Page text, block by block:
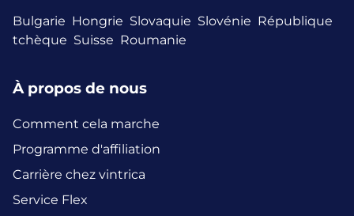
Bulgarie Hongrie Slovaquie Slovénie République
tchèque Suisse Roumanie
À propos de nous
Comment cela marche
Programme d'affiliation
Carrière chez vintrica
Service Flex